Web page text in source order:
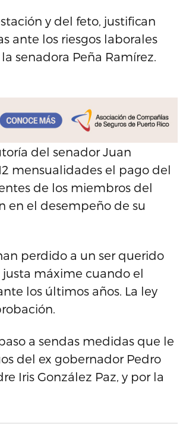
y del feto, justifican
ante los riesgos laborales
senadora Peña Ramírez.
del senador Juan
mensualidades el pago del
de los miembros del
en el desempeño de su
perdido a un ser querido
máxime cuando el
los últimos años. La ley
a sendas medidas que le
del ex gobernador Pedro
Iris González Paz, y por la